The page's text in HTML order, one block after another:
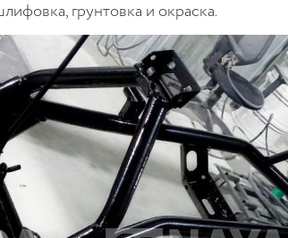
грунтовка и окраска.